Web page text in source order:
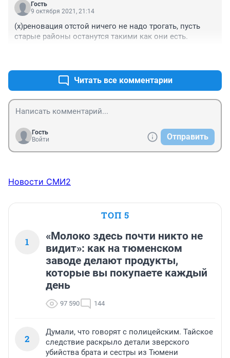
Гость
9 октября 2021, 21:14
(х)реновация отстой ничего не надо трогать, пусть
старые районы останутся такими как они есть.
Читать все комментарии
Гость
Войти
Отправить
Новости СМИ2
ТОП 5
1
«Молоко здесь почти никто не
видит»: как на тюменском
заводе делают продукты,
которые вы покупаете каждый
день
97 590 144
2
Думали, что говорят с полицейским. Тайское
следствие раскрыло детали зверского
убийства брата и сестры из Тюмени